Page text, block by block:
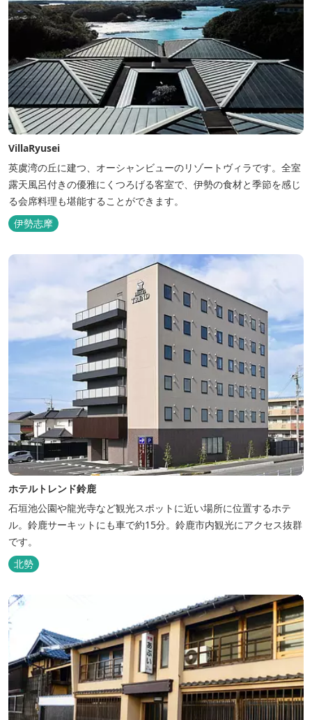
VillaRyusei
英虞湾の丘に建つ、オーシャンビューのリゾートヴィラです。全室
露天風呂付きの優雅にくつろげる客室で、伊勢の食材と季節を感じ
る会席料理も堪能することができます。
伊勢志摩
ホテルトレンド鈴鹿
石垣池公園や龍光寺など観光スポットに近い場所に位置するホテ
ル。鈴鹿サーキットにも車で約15分。鈴鹿市内観光にアクセス抜群
です。
北勢